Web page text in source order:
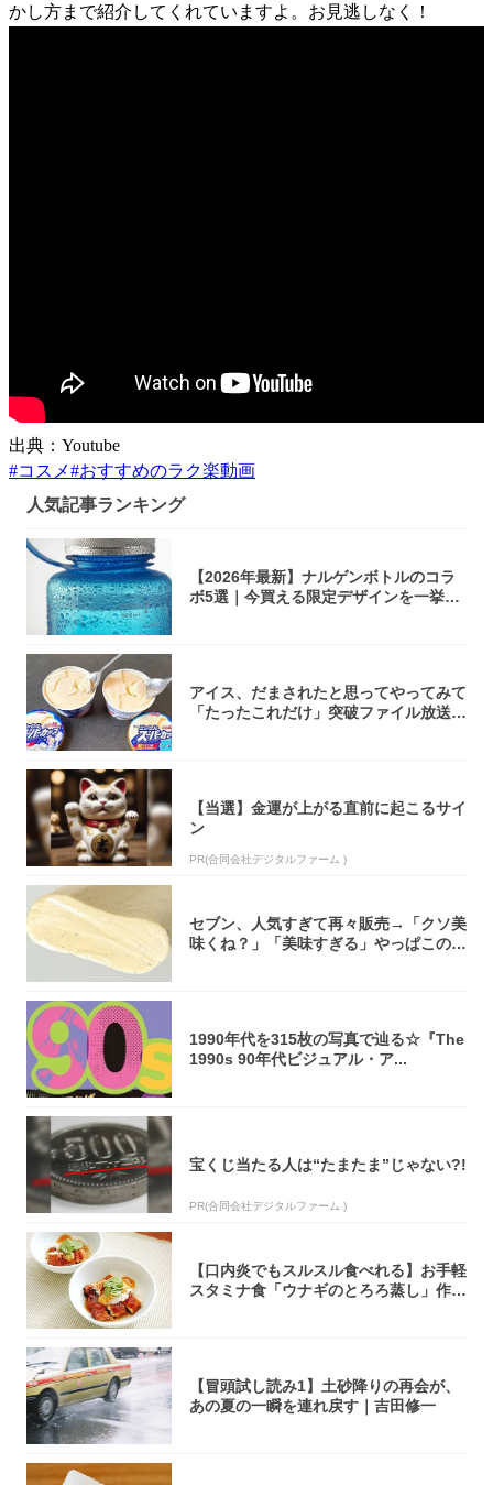
かし方まで紹介してくれていますよ。お見逃しなく！
出典：Youtube
#コスメ#おすすめのラク楽動画
人気記事ランキング
【2026年最新】ナルゲンボトルのコラ
ボ5選｜今買える限定デザインを一挙紹
アイス、だまされたと思ってやってみて
「たったこれだけ」突破ファイル放送で
【当選】金運が上がる直前に起こるサイ
ン
PR(合同会社デジタルファーム )
セブン、人気すぎて再々販売→「クソ美
味くね？」「美味すぎる」やっぱこのク
1990年代を315枚の写真で辿る☆『The
1990s 90年代ビジュアル・ア...
宝くじ当たる人は“たまたま”じゃない?!
PR(合同会社デジタルファーム )
【口内炎でもスルスル食べれる】お手軽
スタミナ食「ウナギのとろろ蒸し」作っ
【冒頭試し読み1】土砂降りの再会が、
あの夏の一瞬を連れ戻す｜吉田修一